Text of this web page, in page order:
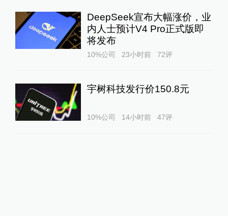
DeepSeek宣布大幅涨价，业
内人士预计V4 Pro正式版即
将发布
10%公司 23小时前 72评
宇树科技发行价150.8元
10%公司 14小时前 47评